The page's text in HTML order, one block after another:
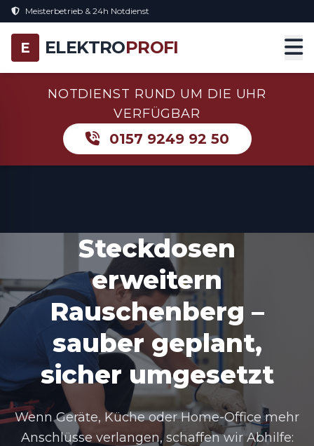
Meisterbetrieb & 24h Notdienst
E ELEKTROPROFI
NOTDIENST RUND UM DIE UHR
VERFÜGBAR
0157 9249 92 50
Steckdosen
erweitern
Rauschenberg –
sauber geplant,
sicher umgesetzt
Wenn Geräte, Küche oder Home-Office mehr
Anschlüsse verlangen, schaffen wir Abhilfe: